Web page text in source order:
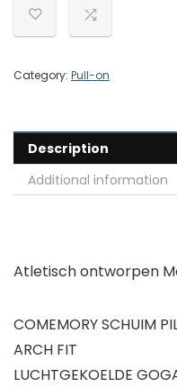
Category: Pull-on
Description
Additional information
Atletisch ontworpen
COMEMORY SCHUIM
ARCH FIT
LUCHTGEKOELDE